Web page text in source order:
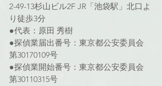
2-49-13杉山ビル2F JR「池袋駅」北口よ
り徒歩3分
●代表：原田 秀樹
●探偵業届出番号：東京都公安委員会
第30170109号
●探偵業開始番号：東京都公安委員会
第30110315号